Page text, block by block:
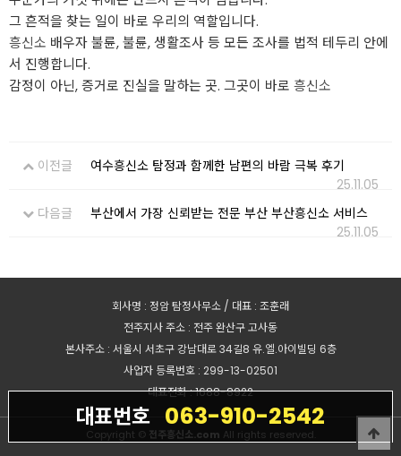
그 흔적을 찾는 일이 바로 우리의 역할입니다.
흥신소 배우자 불륜, 불륜, 생활조사 등 모든 조사를 법적 테두리 안에
서 진행합니다.
감정이 아닌, 증거로 진실을 말하는 곳. 그곳이 바로 흥신소
이전글
여수흥신소 탐정과 함께한 남편의 바람 극복 후기
25.11.05
다음글
부산에서 가장 신뢰받는 전문 부산 부산흥신소 서비스
25.11.05
대표번호 063-910-2542
회사명 : 정암 탐정사무소 / 대표 : 조훈래
전주지사 주소 : 전주 완산구 고사동
본사주소 : 서울시 서초구 강남대로 34길8 유.엘.아이빌딩 6층
사업자 등록번호 : 299-13-02501
대표전화 : 1688-8922
Copyright © 전주흥신소.com All rights reserved.